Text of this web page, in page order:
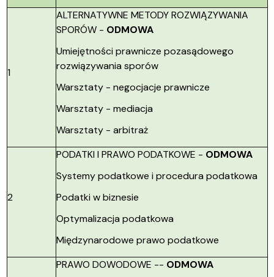
1
ALTERNATYWNE METODY ROZWIĄZYWANIA
SPORÓW - ODMOWA
Umiejętności prawnicze pozasądowego
rozwiązywania sporów
Warsztaty - negocjacje prawnicze
Warsztaty - mediacja
Warsztaty - arbitraż
2
PODATKI I PRAWO PODATKOWE - ODMOWA
Systemy podatkowe i procedura podatkowa
Podatki w biznesie
Optymalizacja podatkowa
Międzynarodowe prawo podatkowe
PRAWO DOWODOWE -- ODMOWA